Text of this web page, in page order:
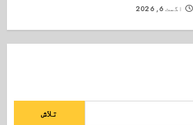
اگست 6, 2026
تلاش